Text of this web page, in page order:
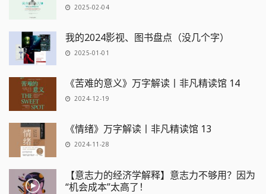
2025-02-04
我的2024影视、图书盘点（没几个字）
2025-01-01
《苦难的意义》万字解读丨非凡精读馆 14
2024-12-19
《情绪》万字解读丨非凡精读馆 13
2024-11-28
【意志力的经济学解释】意志力不够用？因为
“机会成本”太高了！